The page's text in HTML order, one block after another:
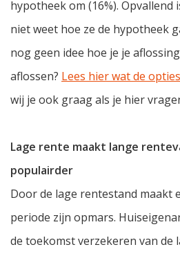
hypotheek om (16%).
niet weet hoe ze de hypotheek
nog geen idee hoe je je
aflossen? Lees hier wat de
wij je ook graag als je hier
Lage rente maakt lange
populairder
Door de lage rentestand maakt
periode zijn opmars.
de toekomst verzekeren van de